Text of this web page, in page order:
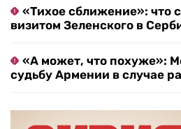
«Тихое сближение»: что
визитом Зеленского в
«А может, что похуже»:
судьбу Армении в случае